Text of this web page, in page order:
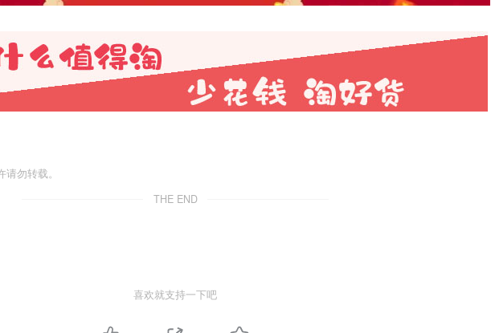
勿转载。
THE END
喜欢就支持一下吧